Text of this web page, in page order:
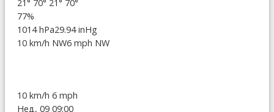
21° 70° 21° 70°
77%
1014 hPa29.94 inHg
10 km/h NW6 mph NW
10 km/h 6 mph
Нед, 09 09:00